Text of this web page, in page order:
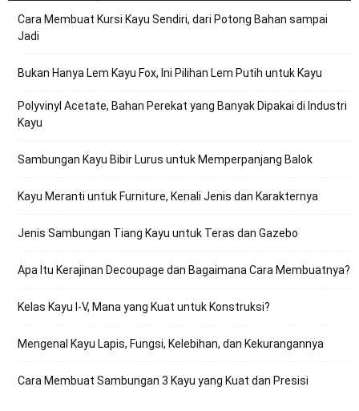
Cara Membuat Kursi Kayu Sendiri, dari Potong Bahan sampai
Jadi
Bukan Hanya Lem Kayu Fox, Ini Pilihan Lem Putih untuk Kayu
Polyvinyl Acetate, Bahan Perekat yang Banyak Dipakai di Industri
Kayu
Sambungan Kayu Bibir Lurus untuk Memperpanjang Balok
Kayu Meranti untuk Furniture, Kenali Jenis dan Karakternya
Jenis Sambungan Tiang Kayu untuk Teras dan Gazebo
Apa Itu Kerajinan Decoupage dan Bagaimana Cara Membuatnya?
Kelas Kayu I-V, Mana yang Kuat untuk Konstruksi?
Mengenal Kayu Lapis, Fungsi, Kelebihan, dan Kekurangannya
Cara Membuat Sambungan 3 Kayu yang Kuat dan Presisi